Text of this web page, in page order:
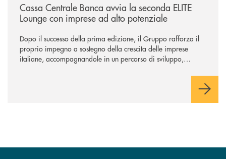
Cassa Centrale Banca avvia la seconda ELITE
Lounge con imprese ad alto potenziale
Dopo il successo della prima edizione, il Gruppo rafforza il
proprio impegno a sostegno della crescita delle imprese
italiane, accompagnandole in un percorso di sviluppo,